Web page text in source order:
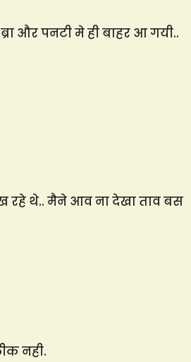
और पनटी मे ही बाहर आ गयी..
रहे थे.. मैने आव ना देखा ताव बस
नही.